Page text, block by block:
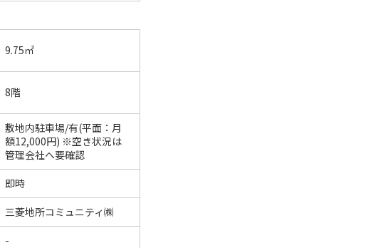
9.75㎡
8階
敷地内駐車場/有(平面：月
額12,000円) ※空き状況は
管理会社へ要確認
即時
三菱地所コミュニティ㈱
-